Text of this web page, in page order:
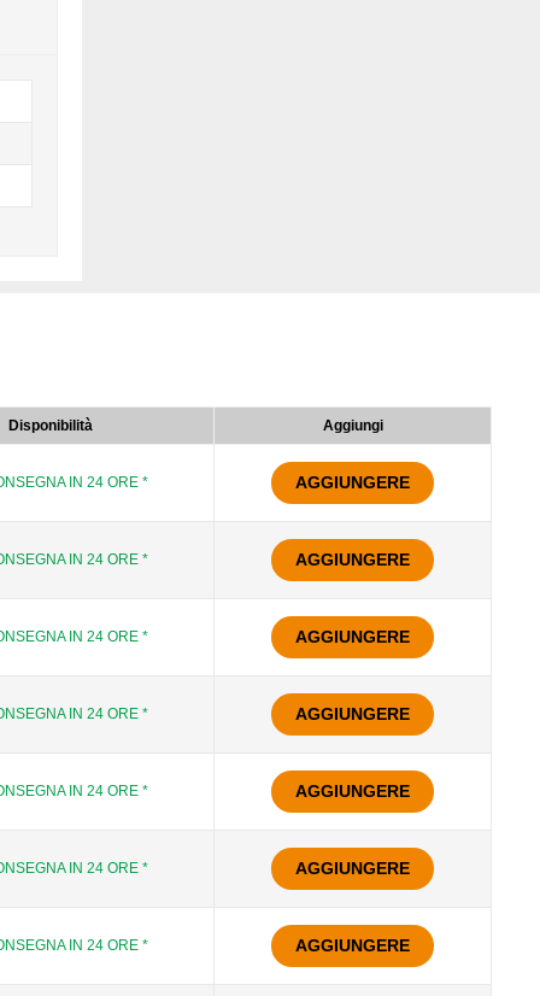
Disponibilità Aggiungi
IN 24 ORE * AGGIUNGERE
IN 24 ORE * AGGIUNGERE
IN 24 ORE * AGGIUNGERE
IN 24 ORE * AGGIUNGERE
IN 24 ORE * AGGIUNGERE
IN 24 ORE * AGGIUNGERE
IN 24 ORE * AGGIUNGERE